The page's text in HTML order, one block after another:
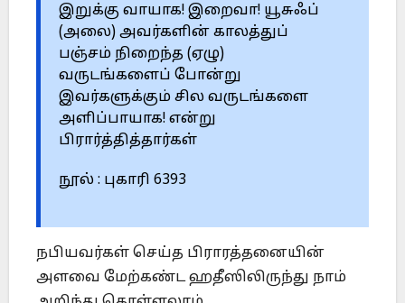
இறுக்கு வாயாக! இறைவா! யூசுஃப்
(அலை) அவர்களின் காலத்துப்
பஞ்சம் நிறைந்த (ஏழு)
வருடங்களைப் போன்று
இவர்களுக்கும் சில வருடங்களை
அளிப்பாயாக! என்று
பிரார்த்தித்தார்கள்
நூல் : புகாரி 6393
நபியவர்கள் செய்த பிராரத்தனையின்
அளவை மேற்கண்ட ஹதீஸிலிருந்து நாம்